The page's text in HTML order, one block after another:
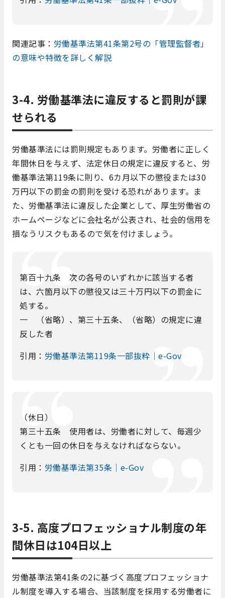
関連記事： 労働基準法第41条第2号の「管理監督者」
の意味や特徴を詳しく解説
3-4. 労働基準法に違反すると罰則が課
せられる
労働基準法には罰則規定もあります。労働者に正しく
年間休日を与えず、法定休日の規定に違反すると、労
働基準法第119条に則り、6カ月以下の懲役または30
万円以下の罰金の罰則を受ける恐れがあります。ま
た、労働基準法に違反した企業として、厚生労働省の
ホームページなどに会社名が公表され、社会的信用を
損なうリスクもあるので気を付けましょう。
第百十九条 次の各号のいずれかに該当する者
は、六箇月以下の懲役又は三十万円以下の罰金に
処する。
一 （省略）、第三十五条、（省略）の規定に違
反した者
引用： 労働基準法第119条一部抜粋｜e-Gov
（休日）
第三十五条 使用者は、労働者に対して、毎週少
くとも一回の休日を与えなければならない。
引用： 労働基準法第35条｜e-Gov
3-5. 高度プロフェッショナル制度の年
間休日は104日以上
労働基準法第41条の2に基づく高度プロフェッショナ
ル制度を導入する場合、当該制度を採用する労働者に